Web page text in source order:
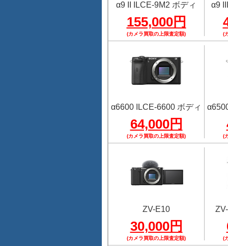
α9 II ILCE-9M2 ボディ
155,000円
(カメラ買取の上限査定額)
α9
(
α6600 ILCE-6600 ボディ
64,000円
(カメラ買取の上限査定額) (
ZV-E10
30,000円
(カメラ買取の上限査定額) (